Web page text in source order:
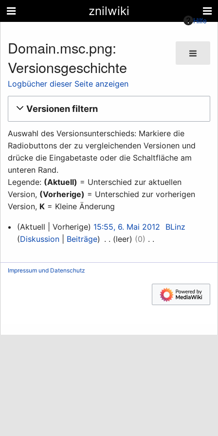
znilwiki
Hilfe
Domain.msc.png:
Versionsgeschichte
Logbücher dieser Seite anzeigen
Versionen filtern
Auswahl des Versionsunterschieds: Markiere die
Radiobuttons der zu vergleichenden Versionen und
drücke die Eingabetaste oder die Schaltfläche am
unteren Rand.
Legende: (Aktuell) = Unterschied zur aktuellen
Version, (Vorherige) = Unterschied zur vorherigen
Version, K = Kleine Änderung
6.
Mai
Aktuell Vorherige 15:55, 6. Mai 2012
BLinz
Diskussion
Beiträge leer
0
e
i
a
Impressum und Datenschutz